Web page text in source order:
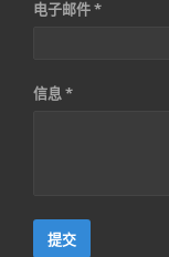
电子邮件 *
信息 *
提交